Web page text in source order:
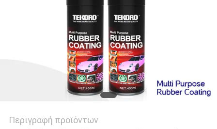
Περιγραφή προϊόντων